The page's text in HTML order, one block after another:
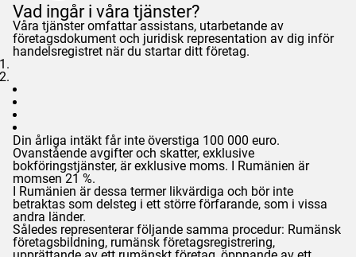
Vad ingår i våra tjänster?
Våra tjänster omfattar assistans, utarbetande av
företagsdokument och juridisk representation av dig inför
handelsregistret när du startar ditt företag.
Din årliga intäkt får inte överstiga 100 000 euro.
Ovanstående avgifter och skatter, exklusive
bokföringstjänster, är exklusive moms. I Rumänien är
momsen 21 %.
I Rumänien är dessa termer likvärdiga och bör inte
betraktas som delsteg i ett större förfarande, som i vissa
andra länder.
Således representerar följande samma procedur: Rumänsk
företagsbildning, rumänsk företagsregistrering,